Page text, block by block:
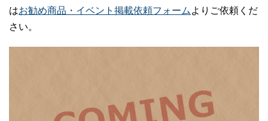
はお勧め商品・イベント掲載依頼フォーム よりご依頼くだ
さい。